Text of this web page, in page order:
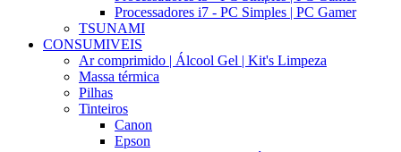
Processadores i7 - PC Simples | PC Gamer
TSUNAMI
CONSUMIVEIS
Ar comprimido | Álcool Gel | Kit's Limpeza
Massa térmica
Pilhas
Tinteiros
Canon
Epson